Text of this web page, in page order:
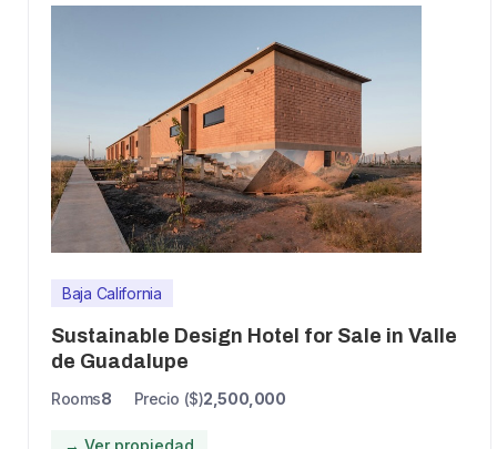
Baja California
Sustainable Design Hotel for Sale in Valle
de Guadalupe
Rooms8 Precio ($)2,500,000
→ Ver propiedad